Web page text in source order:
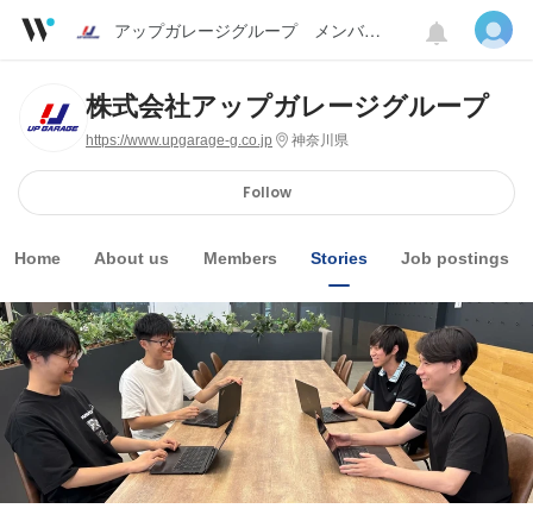
アップガレージグループ メンバー紹介
株式会社アップガレージグループ
https://www.upgarage-g.co.jp 神奈川県
Follow
Home About us Members Stories Job postings